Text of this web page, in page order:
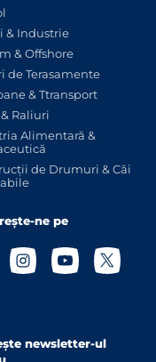
& Industrie
& Offshore
de Terasamente
& Ttransport
Raliuri
Alimentară &
de Drumuri & Căi
ne pe
newsletter-ul